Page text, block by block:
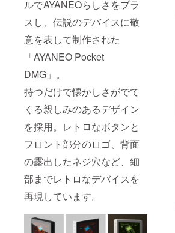
ルでAYANEOらしさをプラ
スし、伝説のデバイスに敬
意を表して制作された
「AYANEO Pocket
DMG」。
持つだけで懐かしさがでて
くる親しみのあるデザイン
を採用。レトロなボタンと
フロント部分のロゴ、背面
の露出したネジ穴など、細
部までレトロなデバイスを
再現しています。